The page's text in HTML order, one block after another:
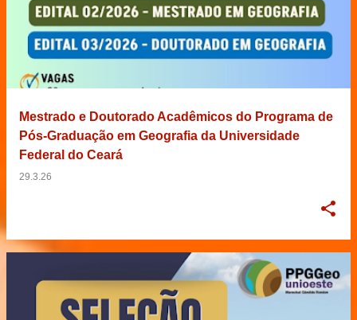
Mestrado e Doutorado Acadêmicos do Programa de
Pós-Graduação em Geografia da Universidade
Federal do Ceará
29.3.26